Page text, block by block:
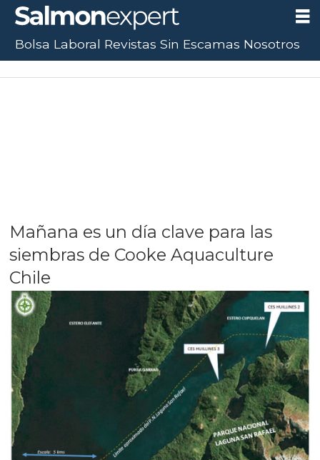
Mañana es un día clave para las
siembras de Cooke Aquaculture
Chile
Bolsa Laboral Revistas Sin Escamas Nosotros